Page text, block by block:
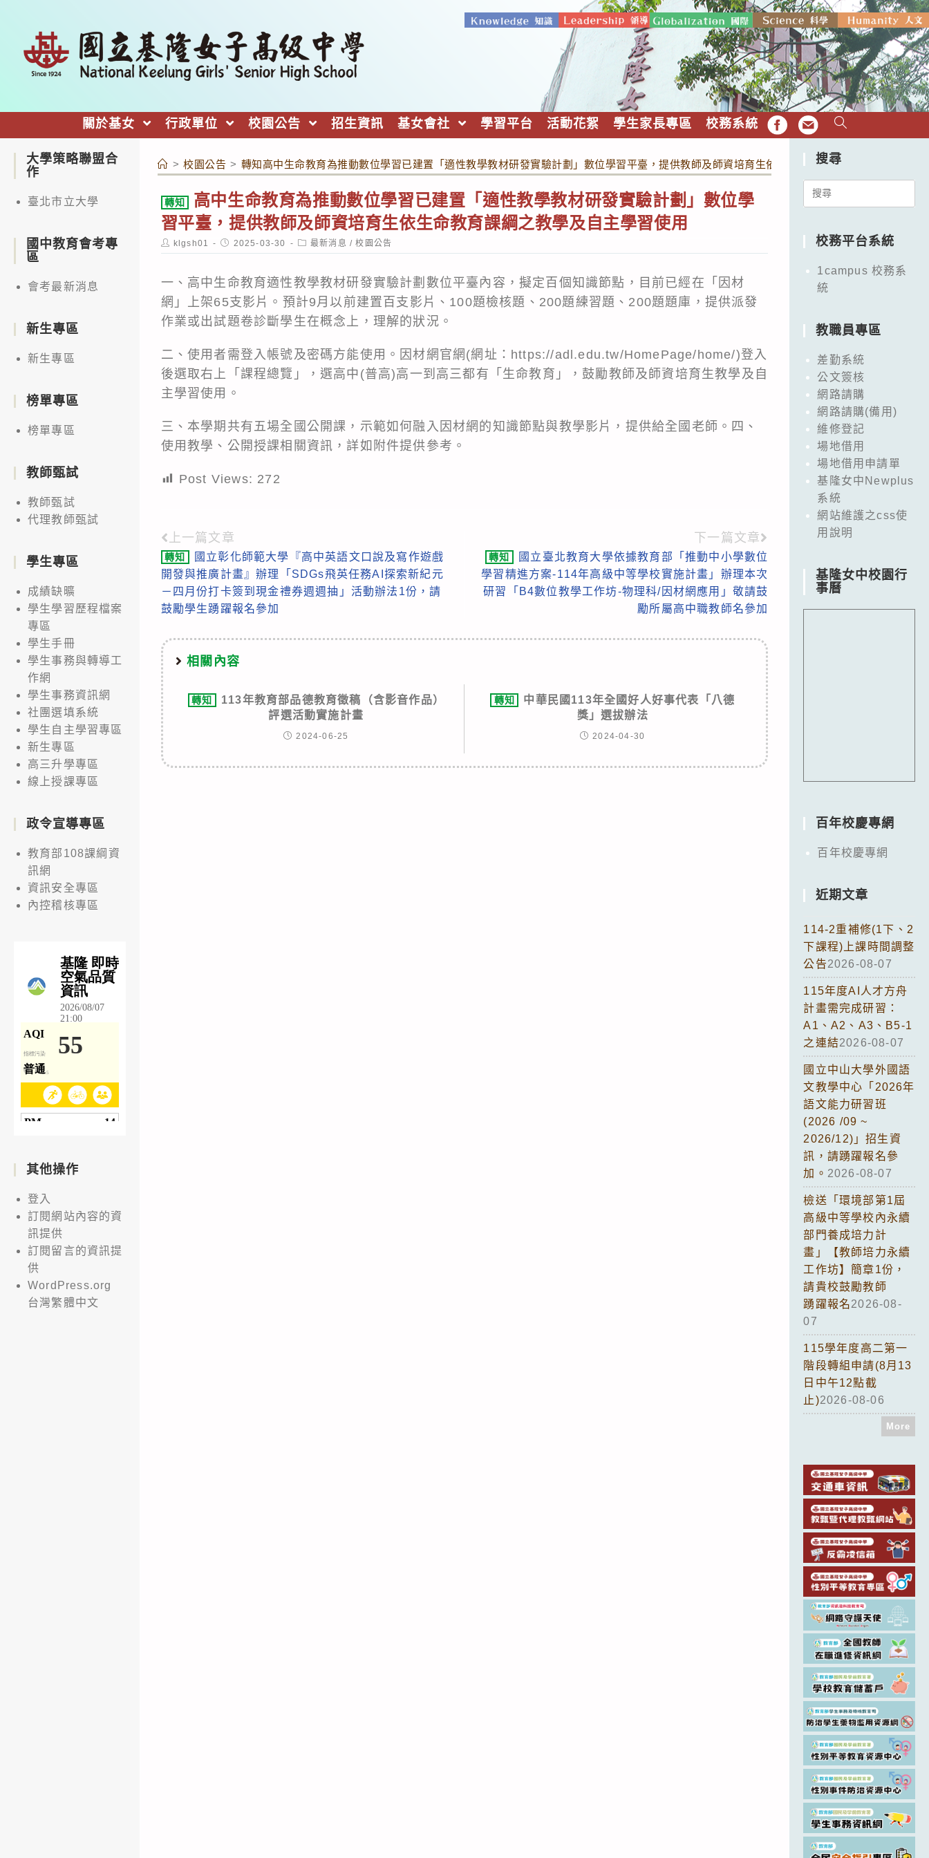
關於基女 行政單位 校園公告 招生資訊 基女會社 學習平台 活動花絮 學生家長專區 校務系統 FB EMAIL
> 校園公告 > 轉知高中生命教育為推動數位學習已建置「適性教學教材研發實驗計劃」數位學習平臺，提供教師及師資培育生依生命教育課綱之教學及自主學
轉知
高中生命教育為推動數位學習已建置「適性教學教材研發實驗計劃」數位學
習平臺，提供教師及師資培育生依生命教育課綱之教學及自主學習使用
Post
author:
klgsh01
Post
published:
2025-03-30
Post
category:
最新消息 / 校園公告
一、高中生命教育適性教學教材研發實驗計劃數位平臺內容，擬定百個知識節點，目前已經在「因材
網」上架65支影片。預計9月以前建置百支影片、100題檢核題、200題練習題、200題題庫，提供派發
作業或出試題卷診斷學生在概念上，理解的狀況。
二、使用者需登入帳號及密碼方能使用。因材網官網(網址： https://adl.edu.tw/HomePage/home/)登入
後選取右上「課程總覽」，選高中(普高)高一到高三都有「生命教育」，鼓勵教師及師資培育生教學及自
主學習使用。
三、本學期共有五場全國公開課，示範如何融入因材網的知識節點與教學影片，提供給全國老師。四、
使用教學、公開授課相關資訊，詳如附件提供參考。
Post Views: 272
Read
more
articles
上一篇文章
轉知
國立彰化師範大學『高中英語文口說及寫作遊戲
開發與推廣計畫』辦理「SDGs飛英任務AI探索新紀元
－四月份打卡簽到現金禮券週週抽」活動辦法1份，請
鼓勵學生踴躍報名參加
下一篇文章
轉知
國立臺北教育大學依據教育部「推動中小學數位
學習精進方案-114年高級中等學校實施計畫」辦理本次
研習「B4數位教學工作坊-物理科/因材網應用」敬請鼓
勵所屬高中職教師名參加
相關內容
轉知
113年教育部品德教育徵稿（含影音作品）
評選活動實施計畫
2024-06-25
轉知
中華民國113年全國好人好事代表「八德
獎」選拔辦法
2024-04-30
大學策略聯盟合
作
臺北市立大學
國中教育會考專
區
會考最新消息
新生專區
新生專區
榜單專區
榜單專區
教師甄試
教師甄試
代理教師甄試
學生專區
成績缺曠
學生學習歷程檔案
專區
學生手冊
學生事務與轉導工
作網
學生事務資訊網
社團選填系統
學生自主學習專區
新生專區
高三升學專區
線上授課專區
政令宣導專區
教育部108課綱資
訊網
資訊安全專區
內控稽核專區
其他操作
登入
訂閱網站內容的資
訊提供
訂閱留言的資訊提
供
WordPress.org
台灣繁體中文
搜尋
Search
校務平台系統
1campus 校務系
統
教職員專區
差勤系統
公文簽核
網路請購
網路請購(備用)
維修登記
場地借用
場地借用申請單
基隆女中Newplus
系統
網站維護之css使
用說明
基隆女中校園行
事曆
百年校慶專網
百年校慶專網
近期文章
114-2重補修(1下、2
下課程)上課時間調整
公告2026-08-07
115年度AI人才方舟
計畫需完成研習：
A1、A2、A3、B5-1
之連結2026-08-07
國立中山大學外國語
文教學中心「2026年
語文能力研習班
(2026 /09 ~
2026/12)」招生資
訊，請踴躍報名參
加。 2026-08-07
檢送「環境部第1屆
高級中等學校內永續
部門養成培力計
畫」【教師培力永續
工作坊】簡章1份，
請貴校鼓勵教師
踴躍報名2026-08-
07
115學年度高二第一
階段轉組申請(8月13
日中午12點截
止)2026-08-06
More